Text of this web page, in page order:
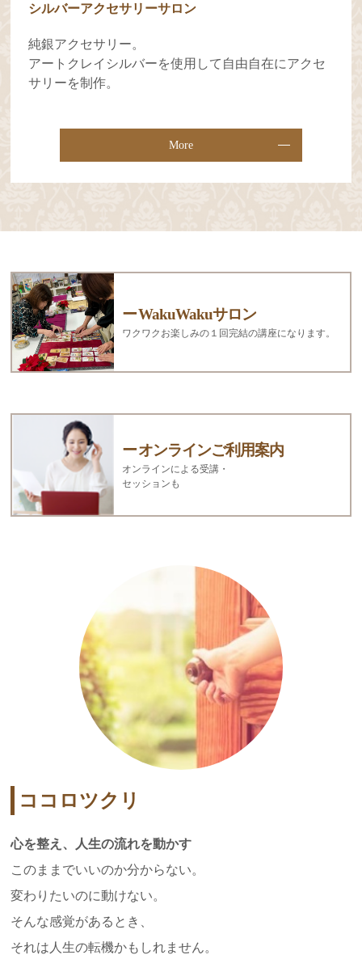
シルバーアクセサリーサロン
純銀アクセサリー。
アートクレイシルバーを使用して自由自在にアクセ
サリーを制作。
More
WakuWakuサロン
ワクワクお楽しみの１回完結の講座になります。
オンラインご利用案内
オンラインによる受講・
セッションも
ココロツクリ
心を整え、人生の流れを動かす
このままでいいのか分からない。
変わりたいのに動けない。
そんな感覚があるとき、
それは人生の転機かもしれません。